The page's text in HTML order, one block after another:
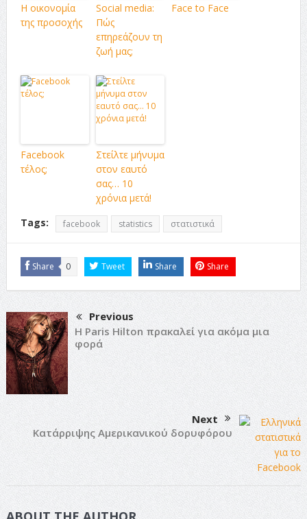
Η οικονομία
της προσοχής
Social media:
Πώς
επηρεάζουν τη
ζωή μας;
Face to Face
Facebook
τέλος;
Στείλτε μήνυμα
στον εαυτό
σας… 10
χρόνια μετά!
Tags:
facebook statistics στατιστικά
Share 0 Tweet Share Share
Previous
H Paris Hilton πρακαλεί για ακόμα μια
φορά
Next
Κατάρριψης Αμερικανικού δορυφόρου